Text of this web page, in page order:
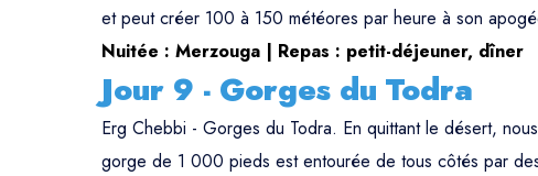
et peut créer 100 à 150 météores par heure à son
Nuitée : Merzouga | Repas : petit-déjeuner, dîner
Jour 9 - Gorges du Todra
Erg Chebbi - Gorges du Todra. En quittant le désert,
gorge de 1 000 pieds est entourée de tous côtés par